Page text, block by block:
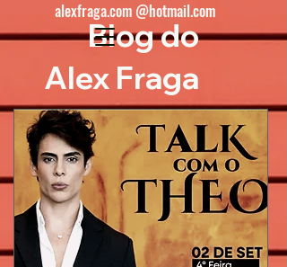
Blog do
Alex Fraga
alexfraga.com @hotmail.com